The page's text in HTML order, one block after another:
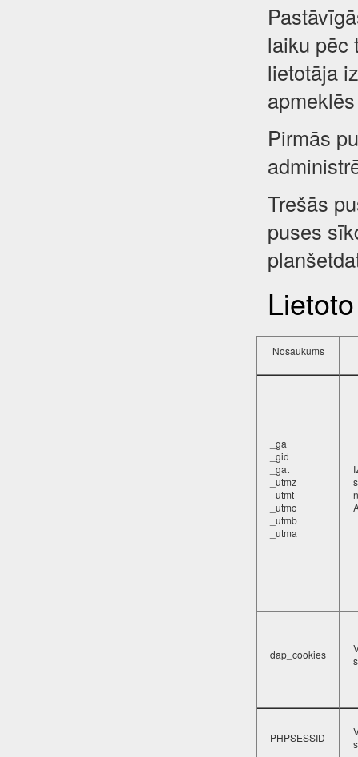
laiku pēc
lietotāja
Pirmās
Trešās
puses
Nosaukums
_ga
_gid
_gat
_utmz
_utmt
_utmc
_utmb
_utma
dap_cookies
PHPSESSID